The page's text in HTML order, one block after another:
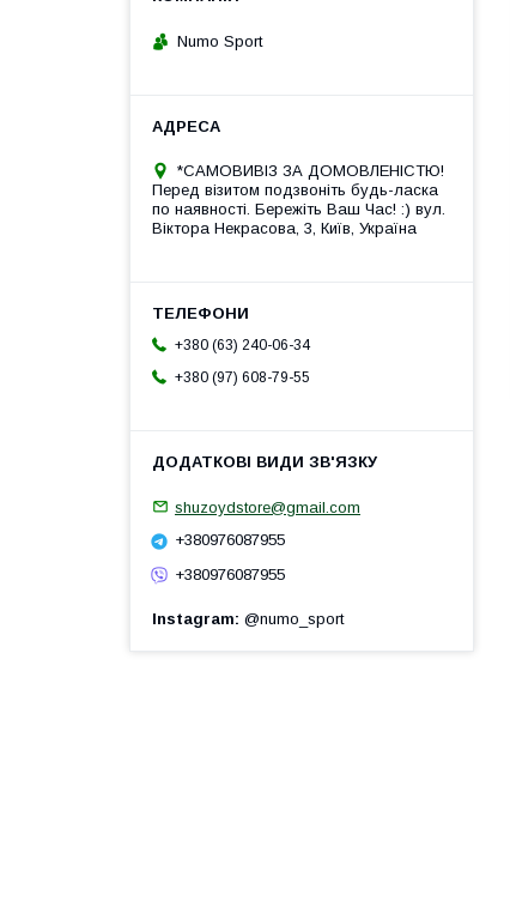
Numo Sport
*САМОВИВІЗ ЗА ДОМОВЛЕНІСТЮ!
Перед візитом подзвоніть будь-ласка
по наявності. Бережіть Ваш Час! :) вул.
Віктора Некрасова, 3, Київ, Україна
+380 (63) 240-06-34
+380 (97) 608-79-55
shuzoydstore@gmail.com
+380976087955
+380976087955
Instagram @numo_sport